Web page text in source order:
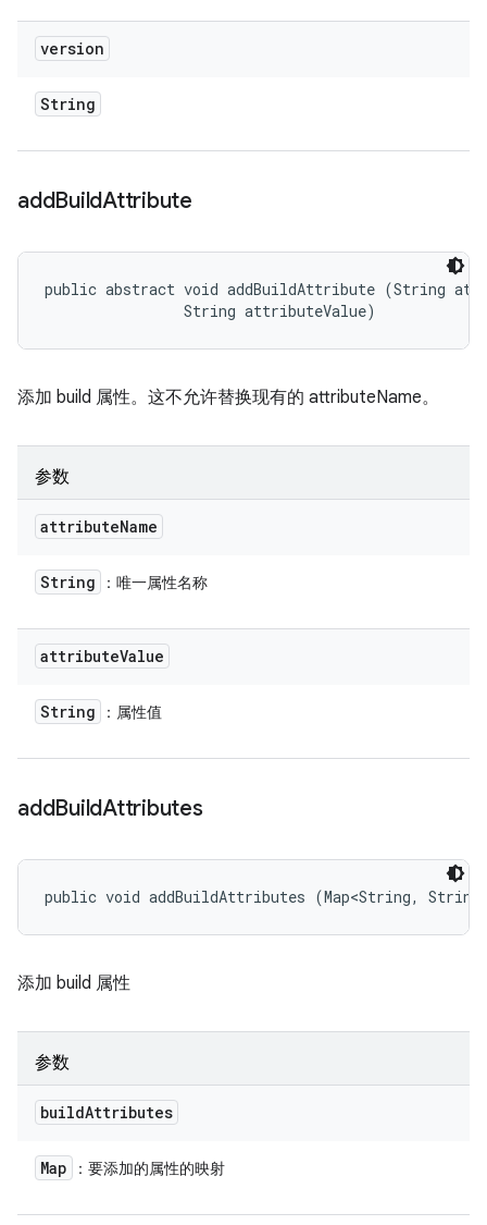
version
String
addBuildAttribute
public abstract void addBuildAttribute (String
                String attributeValue)
添加 build 属性。这不允许替换现有的 attributeName。
参数
attributeName
String ：唯一属性名称
attributeValue
String ：属性值
addBuildAttributes
public void addBuildAttributes (Map<String,
添加 build 属性
参数
buildAttributes
Map ：要添加的属性的映射